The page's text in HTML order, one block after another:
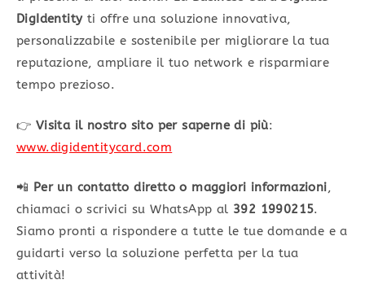
DigIdentityti offre una soluzione innovativa,
personalizzabile e sostenibile per migliorare la tua
reputazione, ampliare il tuo network e risparmiare
tempo prezioso.
👉 Visita il nostro sito per saperne di più:
www.digidentitycard.com
📲 Per un contatto diretto o maggiori informazioni,
chiamaci o scrivici su WhatsApp al 392 1990215.
Siamo pronti a rispondere a tutte le tue domande e a
guidarti verso la soluzione perfetta per la tua
attività!